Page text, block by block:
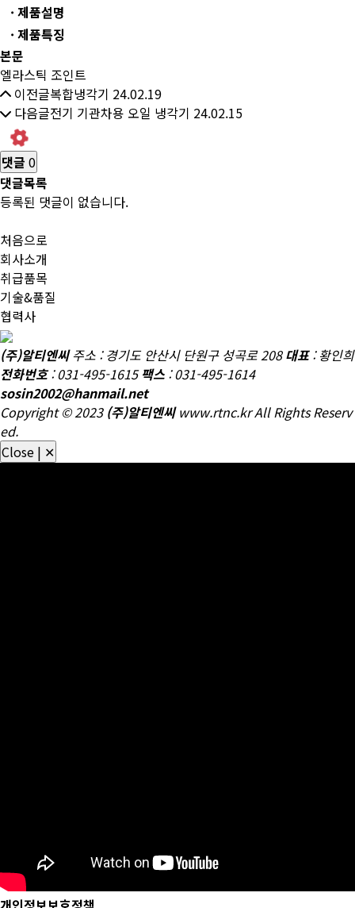
· 제품설명
· 제품특징
본문
엘라스틱 조인트
이전글복합냉각기 24.02.19
다음글전기 기관차용 오일 냉각기 24.02.15
댓글 0
댓글목록
등록된 댓글이 없습니다.
처음으로
회사소개
취급품목
기술&품질
협력사
철도 차량 부품, 고속철도용 부품, 댐퍼, 안전밸브, 압력스위치, 차압
변, 억압변, 감압변, 용하중변 등
(주)알티엔씨주소 : 경기도 안산시 단원구 성곡로 208대표: 황인희
전화번호: 031-495-1615팩스 : 031-495-1614
sosin2002@hanmail.net
Copyright © 2023 (주)알티엔씨www.rtnc.kr All Rights Reserv
ed.
Close | ✕